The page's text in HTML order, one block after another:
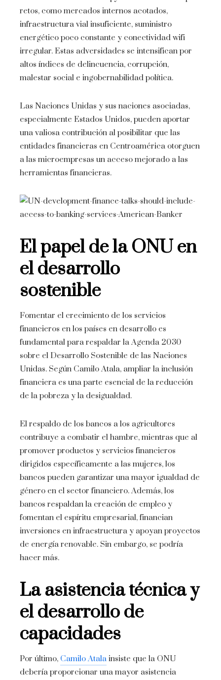
retos, como mercados internos acotados,
infraestructura vial insuficiente, suministro
energético poco constante y conectividad wifi
irregular. Estas adversidades se intensifican por
altos índices de delincuencia, corrupción,
malestar social e ingobernabilidad política.
Las Naciones Unidas y sus naciones asociadas,
especialmente Estados Unidos, pueden aportar
una valiosa contribución al posibilitar que las
entidades financieras en Centroamérica otorguen
a las microempresas un acceso mejorado a las
herramientas financieras.
El papel de la ONU en
el desarrollo
sostenible
Fomentar el crecimiento de los servicios
financieros en los países en desarrollo es
fundamental para respaldar la Agenda 2030
sobre el Desarrollo Sostenible de las Naciones
Unidas. Según Camilo Atala, ampliar la inclusión
financiera es una parte esencial de la reducción
de la pobreza y la desigualdad.
El respaldo de los bancos a los agricultores
contribuye a combatir el hambre, mientras que al
promover productos y servicios financieros
dirigidos específicamente a las mujeres, los
bancos pueden garantizar una mayor igualdad de
género en el sector financiero. Además, los
bancos respaldan la creación de empleo y
fomentan el espíritu empresarial, financian
inversiones en infraestructura y apoyan proyectos
de energía renovable. Sin embargo, se podría
hacer más.
La asistencia técnica y
el desarrollo de
capacidades
Por último, Camilo Atala insiste que la ONU
debería proporcionar una mayor asistencia